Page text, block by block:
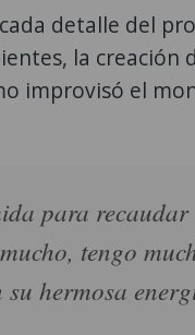
detalle del
la creación
improvisó el
para recaudar
tengo
su hermosa